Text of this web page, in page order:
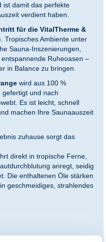
ist damit das perfekte
verdient haben.
für die VitalTherme &
Tropisches Ambiente unter
Sauna-Inszenierungen,
Ruheoasen –
in Balance zu bringen.
wird aus 100 %
gefertigt und nach
Es ist leicht, schnell
machen Ihre Saunaauszeit
zuhause sorgt das
direkt in tropische Ferne,
anregt, seidig
Die enthaltenen Öle stärken
geschmeidiges, strahlendes